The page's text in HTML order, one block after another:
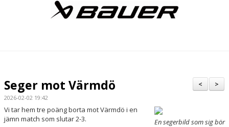
BILDGALLERI
DOKUMENT
>
<
Seger mot Värmdö
2026-02-02 19:42
En segerbild som sig bör
Vi tar hem tre poäng borta mot Värmdö i en
jämn match som slutar 2-3.